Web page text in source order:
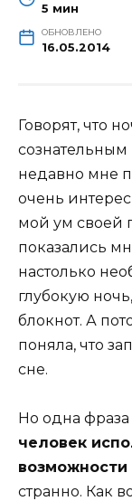
5 мин
ОБНОВЛЕНО
16.05.2014
Говорят, что
сознательным
недавно мне
очень
мой ум своей
показались
настолько
глубокую
блокнот. А
поняла, что
сне.
Но одна фраза
человек
возможности
странно. Как